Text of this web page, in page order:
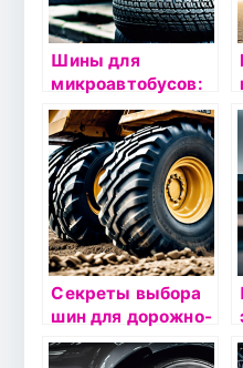
Шины для
микроавтобусов:
особенности
выбора и
эксплуатации
Секреты выбора
шин для дорожно-
строительной
техники